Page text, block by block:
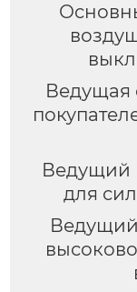
Ведущая
Ведущий
для
Ведущий